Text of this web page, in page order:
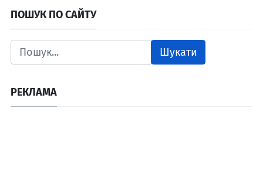
ПОШУК ПО САЙТУ
Шукати
РЕКЛАМА